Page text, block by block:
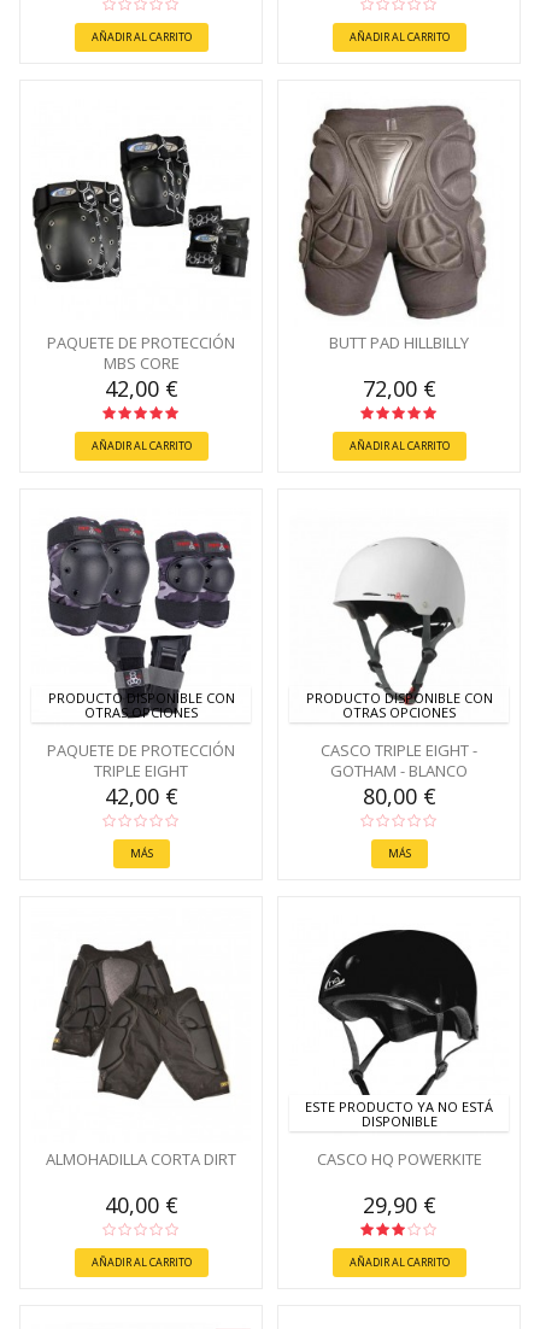
AÑADIR AL CARRITO AÑADIR AL CARRITO
PAQUETE DE PROTECCIÓN
MBS CORE
42,00 €
AÑADIR AL CARRITO
BUTT PAD HILLBILLY
72,00 €
AÑADIR AL CARRITO
PRODUCTO DISPONIBLE CON
OTRAS OPCIONES
PAQUETE DE PROTECCIÓN
TRIPLE EIGHT
42,00 €
MÁS
PRODUCTO DISPONIBLE CON
OTRAS OPCIONES
CASCO TRIPLE EIGHT -
GOTHAM - BLANCO
80,00 €
MÁS
ALMOHADILLA CORTA DIRT
40,00 €
AÑADIR AL CARRITO
ESTE PRODUCTO YA NO ESTÁ
DISPONIBLE
CASCO HQ POWERKITE
29,90 €
AÑADIR AL CARRITO